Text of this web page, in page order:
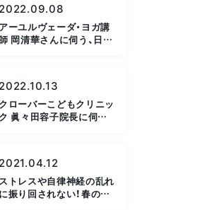
2022.09.08
アーユルヴェーダ・ヨガ講
岡清華さんに伺う、日常
2022.10.13
クローバーこどもクリニッ
ク 眞々田容子院長に伺う、
2021.04.12
ストレスや自律神経の乱れ
に振り回されない！春の漢